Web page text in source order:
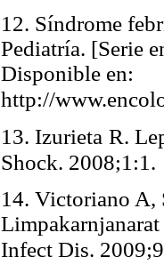
12. Síndrome
Pediatría.
Disponible en:
http://
13. Izurieta R.
Shock. 2008;1 :1 .
14. Victoriano A,
Infect Dis.